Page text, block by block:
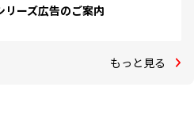
リーズ広告のご案内
もっと見る